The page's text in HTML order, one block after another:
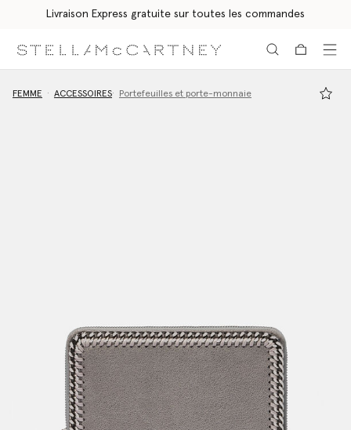
Livraison Express gratuite sur toutes les commandes
FEMME ACCESSOIRES Portefeuilles et porte-monnaie